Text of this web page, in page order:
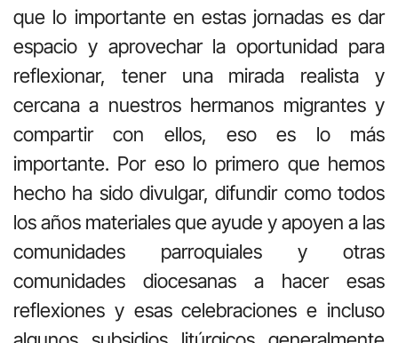
que lo importante en estas jornadas es dar
espacio y aprovechar la oportunidad para
reflexionar, tener una mirada realista y
cercana a nuestros hermanos migrantes y
compartir con ellos, eso es lo más
importante. Por eso lo primero que hemos
hecho ha sido divulgar, difundir como todos
los años materiales que ayude y apoyen a las
comunidades parroquiales y otras
comunidades diocesanas a hacer esas
reflexiones y esas celebraciones e incluso